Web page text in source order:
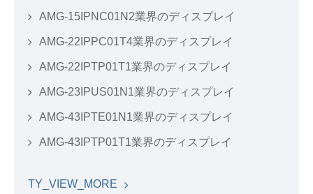
AMG-15IPNC01N2業界のディスプレイ
AMG-22IPPC01T4業界のディスプレイ
AMG-22IPTP01T1業界のディスプレイ
AMG-23IPUS01N1業界のディスプレイ
AMG-43IPTE01N1業界のディスプレイ
AMG-43IPTP01T1業界のディスプレイ
TY_VIEW_MORE